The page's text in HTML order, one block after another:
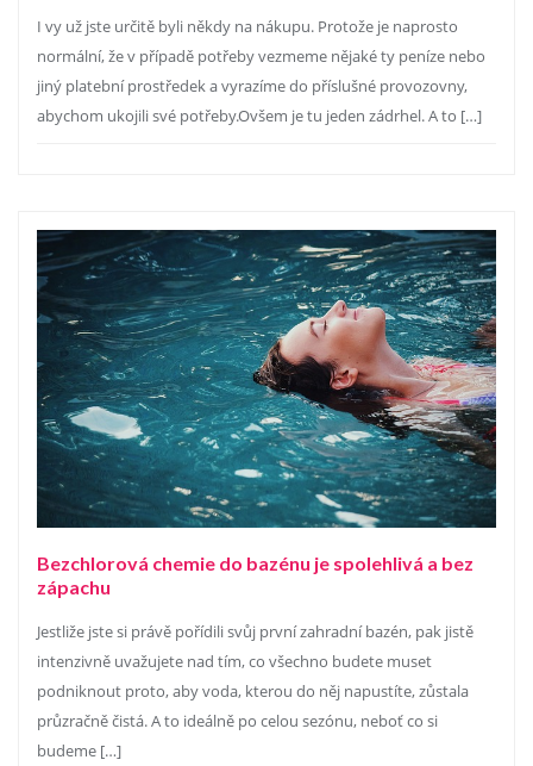
I vy už jste určitě byli někdy na nákupu. Protože je naprosto
normální, že v případě potřeby vezmeme nějaké ty peníze nebo
jiný platební prostředek a vyrazíme do příslušné provozovny,
abychom ukojili své potřeby.Ovšem je tu jeden zádrhel. A to […]
Bezchlorová chemie do bazénu je spolehlivá a bez
zápachu
Jestliže jste si právě pořídili svůj první zahradní bazén, pak jistě
intenzivně uvažujete nad tím, co všechno budete muset
podniknout proto, aby voda, kterou do něj napustíte, zůstala
průzračně čistá. A to ideálně po celou sezónu, neboť co si
budeme […]